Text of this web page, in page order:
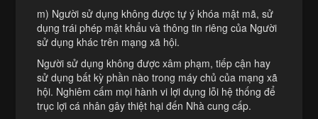
m) Người sử dụng không được tự ý khóa mật mã, sử
dụng trái phép mật khẩu và thông tin riêng của Người
sử dụng khác trên mạng xã hội.
Người sử dụng không được xâm phạm, tiếp cận hay
sử dụng bất kỳ phần nào trong máy chủ của mạng xã
hội. Nghiêm cấm mọi hành vi lợi dụng lỗi hệ thống để
trục lợi cá nhân gây thiệt hại đến Nhà cung cấp.